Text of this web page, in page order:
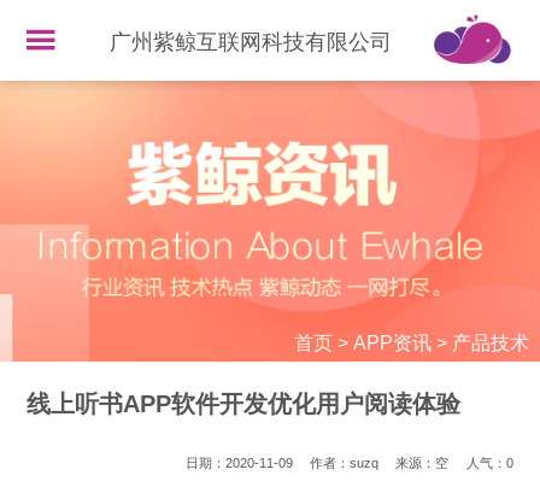
广州紫鲸互联网科技有限公司
首页> APP资讯> 产品技术
线上听书APP软件开发优化用户阅读体验
日期：2020-11-09 作者：suzq 来源：空 人气： 0